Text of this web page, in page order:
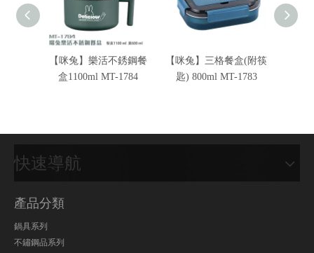
【咪兔】樂活不銹鋼餐
盒1100ml MT-1784
【咪兔】三格餐盒(附筷
匙) 800ml MT-1783
快速導航
產品分類
鍋具系列
不鏽鋼品系列